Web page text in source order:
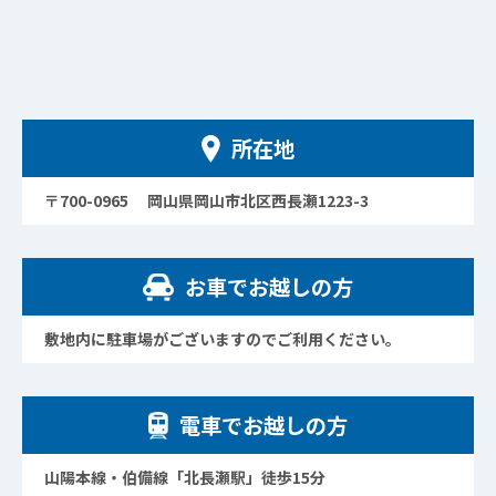
所在地
〒700-0965 岡山県岡山市北区西長瀬1223-3
お車でお越しの方
敷地内に駐車場がございますのでご利用ください。
電車でお越しの方
山陽本線・伯備線「北長瀬駅」徒歩15分